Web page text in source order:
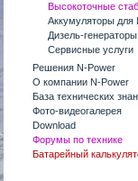
Высокоточные
Аккумуляторы для
Дизель-генераторы
Сервисные услуги
Решения N-Power
О компании N-Power
База технических
Фото-видеогалерея
Download
Форумы по технике
Батарейный